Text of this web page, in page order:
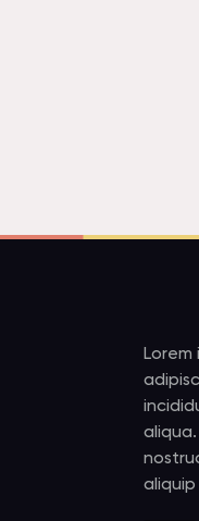
aliqua.